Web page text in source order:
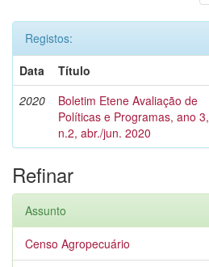
Registos:
Data
Título
2020
Boletim Etene Avaliação de
Políticas e Programas, ano 3,
n.2, abr./jun. 2020
Refinar
Assunto
Censo Agropecuário